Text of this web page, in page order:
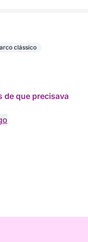
clássico
de que precisava